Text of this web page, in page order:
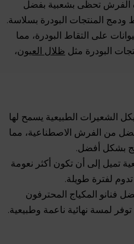
الفرش تحظى بشعبية بفضل
ودمج المنتجات البودرة بسلاسة.
على التقاط البودرة، مما
البودرة مثل ظلال العيون،
الشعيرات الطبيعية يسمح لها
من الفرش الاصطناعية، مما
بشكل أفضل.
تميل إلى أن تكون أكثر نعومة
لفترة طويلة.
فنانو المكياج المحترفون
توفر لمسة نهائية ناعمة وطبيعية.